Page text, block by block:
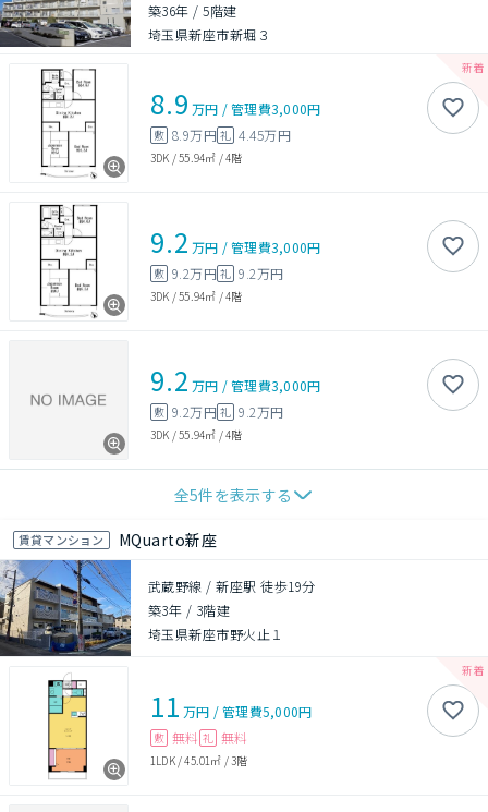
築36年 /5階建
埼玉県新座市新堀３
8.9 万円 /管理費3,000円
敷 8.9万円礼 4.45万円
3DK /55.94㎡ /4階
9.2 万円 /管理費3,000円
敷 9.2万円礼 9.2万円
3DK /55.94㎡ /4階
9.2 万円 /管理費3,000円
敷 9.2万円礼 9.2万円
3DK /55.94㎡ /4階
全5件を表示する
賃貸マンション MQuarto新座
武蔵野線 / 新座駅 徒歩19分
築3年 / 3階建
埼玉県新座市野火止１
11 万円 /管理費5,000円
敷 無料 礼 無料
1LDK/45.01㎡ /3階